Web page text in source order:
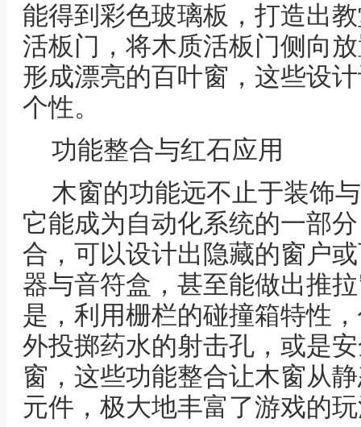
能得到彩色玻璃板，打造出
活板门，将木质活板门侧向
形成漂亮的百叶窗，这些设
个性。
功能整合与红石应用
木窗的功能远不止于装饰
它能成为自动化系统的一部
合，可以设计出隐藏的窗户
器与音符盒，甚至能做出推
是，利用栅栏的碰撞箱特性
外投掷药水的射击孔，或是
窗，这些功能整合让木窗从
元件，极大地丰富了游戏的